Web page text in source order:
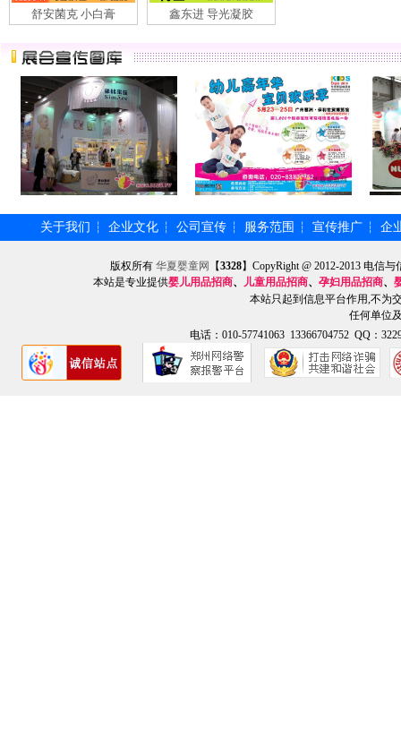
舒安菌克 小白膏 鑫东进 导光凝胶
关于我们 ┆ 企业文化 ┆ 公司宣传 ┆ 服务范围 ┆ 宣传推广 ┆ 企
版权所有华夏婴童网 【3328】CopyRight @ 2012-2013 电信
本站是专业提供婴儿用品招商、 儿童用品招商、 孕妇用品招商、
本站只起到信息平台作用,不为
任何单位
电话：010-57741063 13366704752 QQ：